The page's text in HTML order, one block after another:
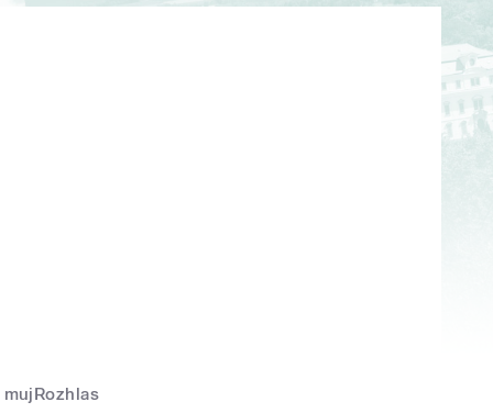
mujRozhlas